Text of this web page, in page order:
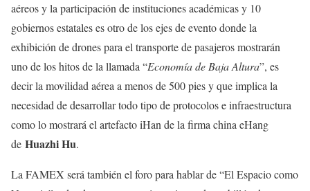
aéreos y la participación de instituciones académicas y 10
gobiernos estatales es otro de los ejes de evento donde la
exhibición de drones para el transporte de pasajeros mostrarán
uno de los hitos de la llamada “Economía de Baja Altura”, es
decir la movilidad aérea a menos de 500 pies y que implica la
necesidad de desarrollar todo tipo de protocolos e infraestructura
como lo mostrará el artefacto iHan de la firma china eHang
de Huazhi Hu.
La FAMEX será también el foro para hablar de “El Espacio como